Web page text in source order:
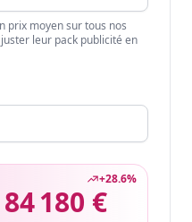
prix moyen sur tous nos
leur pack publicité en
+28.6%
84 180 €